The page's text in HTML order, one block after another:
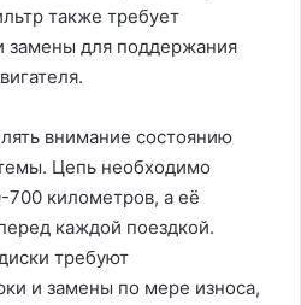
также требует
замены для поддержания
внимание состоянию
Цепь необходимо
километров, а её
каждой поездкой.
требуют
и замены по мере износа,